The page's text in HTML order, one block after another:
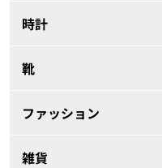
時計
靴
ファッション
雑貨